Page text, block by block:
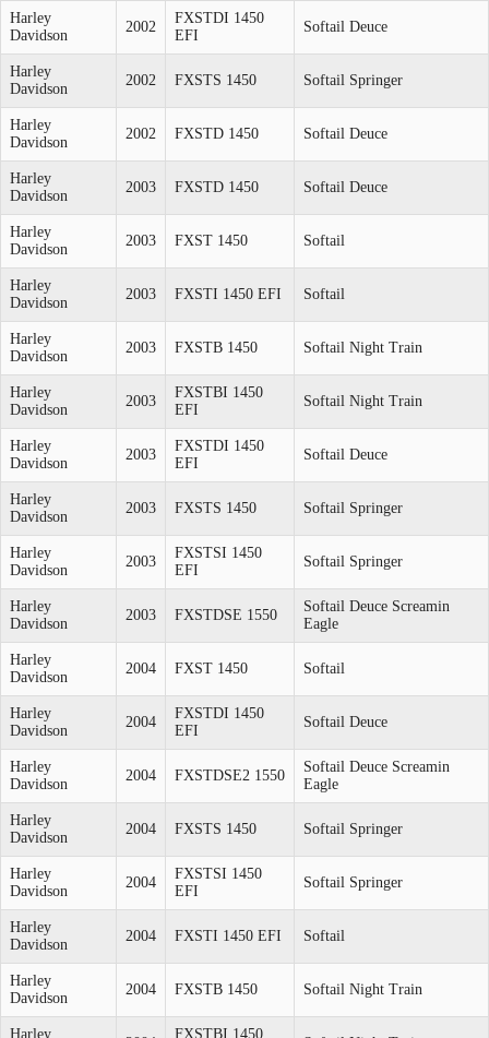
Harley
Davidson
2002
FXSTDI 1450
EFI
Softail Deuce
Harley
Davidson
2002 FXSTS 1450 Softail Springer
Harley
Davidson
2002 FXSTD 1450 Softail Deuce
Harley
Davidson
2003 FXSTD 1450 Softail Deuce
Harley
Davidson
2003 FXST 1450 Softail
Harley
Davidson
2003 FXSTI 1450 EFI Softail
Harley
Davidson
2003 FXSTB 1450 Softail Night Train
Harley
Davidson
2003
FXSTBI 1450
EFI
Softail Night Train
Harley
Davidson
2003
FXSTDI 1450
EFI
Softail Deuce
Harley
Davidson
2003 FXSTS 1450 Softail Springer
Harley
Davidson
2003
FXSTSI 1450
EFI
Softail Springer
Harley
Davidson
2003 FXSTDSE 1550
Softail Deuce Screamin
Eagle
Harley
Davidson
2004 FXST 1450 Softail
Harley
Davidson
2004
FXSTDI 1450
EFI
Softail Deuce
Harley
Davidson
2004 FXSTDSE2 1550
Softail Deuce Screamin
Eagle
Harley
Davidson
2004 FXSTS 1450 Softail Springer
Harley
Davidson
2004
FXSTSI 1450
EFI
Softail Springer
Harley
Davidson
2004 FXSTI 1450 EFI Softail
Harley
Davidson
2004 FXSTB 1450 Softail Night Train
Harley
FXSTBI 1450